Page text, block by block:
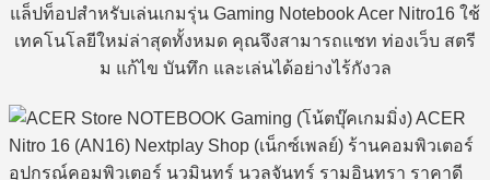
แล็ปท็อปสำหรับเล่นเกมรุ่น Gaming Notebook Acer Nitro16 ใช้
เทคโนโลยีใหม่ล่าสุดทั้งหมด คุณจึงสามารถแชท ท่องเว็บ สตรี
ม แก้ไข บันทึก และเล่นได้อย่างไร้กังวล